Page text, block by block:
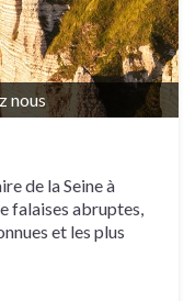
nous
de la Seine à
falaises abruptes,
et les plus
et de l'aiguille
Maupassant ou